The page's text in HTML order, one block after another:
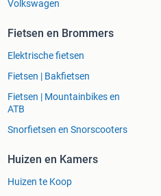
Volkswagen
Fietsen en Brommers
Elektrische fietsen
Fietsen | Bakfietsen
Fietsen | Mountainbikes en
ATB
Snorfietsen en Snorscooters
Huizen en Kamers
Huizen te Koop